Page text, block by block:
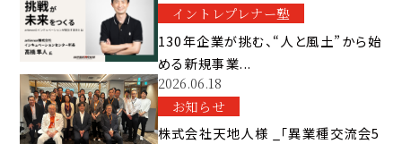
イントレプレナー塾
130年企業が挑む、“人と風土”から始
める新規事業...
2026.06.18
お知らせ
株式会社天地人様 _「異業種交流会5